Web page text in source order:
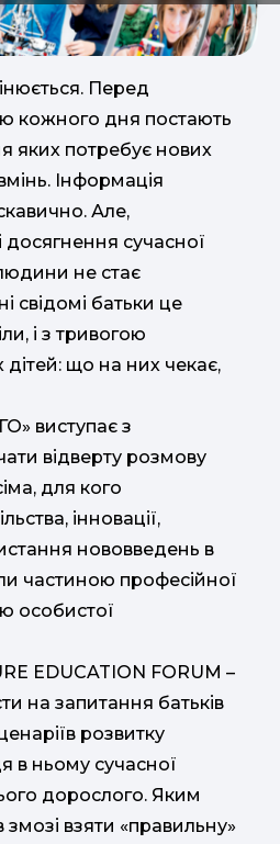
Перед
кожного дня постають
яких потребує нових
Інформація
Але,
сучасної
людини не стає
свідомі батьки це
і з тривогою
дітей: що на них чекає,
виступає з
відверту розмову
для кого
інновації,
нововведень в
частиною професійної
особистої
EDUCATION FORUM –
на запитання батьків
розвитку
в ньому сучасної
дорослого. Яким
змозі взяти «правильну»